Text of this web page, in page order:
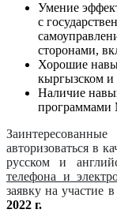
Умение
с
сторонами,
Хорошие
кыргызском и
Наличие
программами
авторизоваться в
русском и
телефона и
заявку на участие
2022 г.